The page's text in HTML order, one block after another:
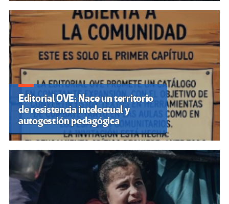
Editorial OVE: Nace un territorio
de resistencia intelectual y
autogestión pedagógica